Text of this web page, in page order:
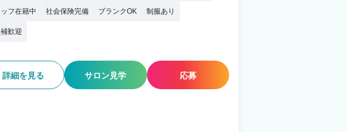
フ在籍中 社会保険完備 ブランクOK 制服あり
歓迎
詳細を見る サロン見学 応募